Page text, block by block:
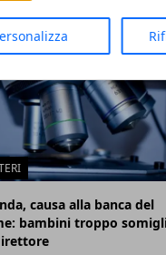
causa alla banca del
bambini troppo